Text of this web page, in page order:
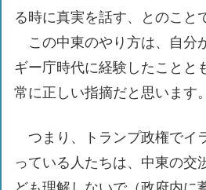
る時に真実を話す、とのこと
この中東のやり方は、自分
ギー庁時代に経験したことと
常に正しい指摘だと思います。
つまり、トランプ政権でイ
っている人たちは、中東の交